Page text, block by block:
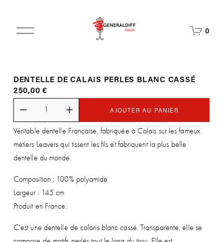
O
r
l
e
m
e
n
u
0
DENTELLE DE CALAIS PERLES BLANC CASSÉ
250,00 €
AJOUTER AU PANIER
Véritable dentelle Française, fabriquée à Calais sur les fameux
métiers Leavers qui tissent les fils et fabriquent la plus belle
dentelle du monde.
Composition : 100% polyamide
Largeur : 145 cm
Produit en France.
C'est une dentelle de coloris blanc cassé. Transparente, elle se